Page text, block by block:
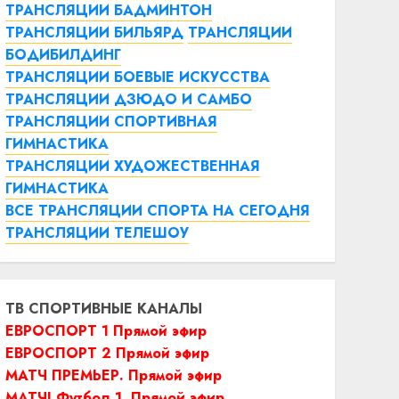
ТРАНСЛЯЦИИ БАДМИНТОН
ТРАНСЛЯЦИИ БИЛЬЯРД ТРАНСЛЯЦИИ
БОДИБИЛДИНГ
ТРАНСЛЯЦИИ БОЕВЫЕ ИСКУССТВА
ТРАНСЛЯЦИИ ДЗЮДО И САМБО
ТРАНСЛЯЦИИ СПОРТИВНАЯ
ГИМНАСТИКА
ТРАНСЛЯЦИИ ХУДОЖЕСТВЕННАЯ
ГИМНАСТИКА
ВСЕ ТРАНСЛЯЦИИ СПОРТА НА СЕГОДНЯ
ТРАНСЛЯЦИИ ТЕЛЕШОУ
ТВ СПОРТИВНЫЕ КАНАЛЫ
ЕВРОСПОРТ 1 Прямой эфир
ЕВРОСПОРТ 2 Прямой эфир
МАТЧ ПРЕМЬЕР. Прямой эфир